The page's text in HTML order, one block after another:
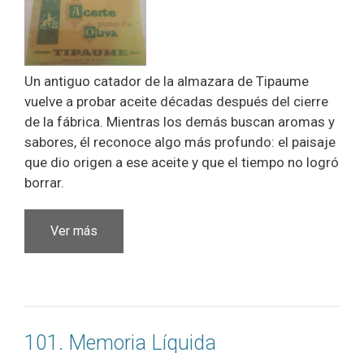
Un antiguo catador de la almazara de Tipaume
vuelve a probar aceite décadas después del cierre
de la fábrica. Mientras los demás buscan aromas y
sabores, él reconoce algo más profundo: el paisaje
que dio origen a ese aceite y que el tiempo no logró
borrar.
Ver más
101. Memoria Líquida